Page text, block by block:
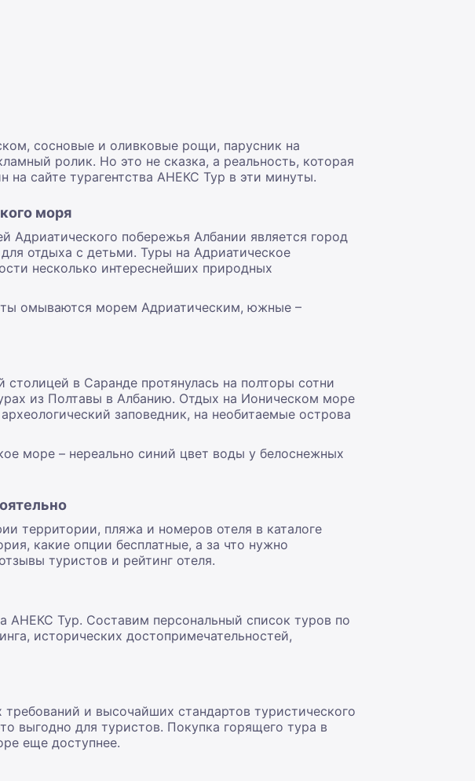
сосновые и оливковые рощи, парусник на
ролик. Но это не сказка, а реальность, которая
сайте турагентства АНЕКС Тур в эти минуты.
моря
Адриатического побережья Албании является город
отдыха с детьми. Туры на Адриатическое
несколько интереснейших природных
омываются морем Адриатическим, южные –
в Саранде протянулась на полторы сотни
из Полтавы в Албанию. Отдых на Ионическом море
заповедник, на необитаемые острова
море – нереально синий цвет воды у белоснежных
территории, пляжа и номеров отеля в каталоге
какие опции бесплатные, а за что нужно
туристов и рейтинг отеля.
АНЕКС Тур. Составим персональный список туров по
исторических достопримечательностей,
и высочайших стандартов туристического
выгодно для туристов. Покупка горящего тура в
еще доступнее.